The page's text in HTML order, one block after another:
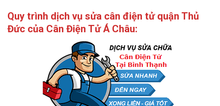
Quy trình dịch vụ sửa cân điện tử quận Thủ
Đức của Cân Điện Tử Á Châu: